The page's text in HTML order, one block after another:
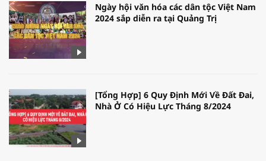
Ngày hội văn hóa các dân tộc Việt Nam
2024 sắp diễn ra tại Quảng Trị
[Tổng Hợp] 6 Quy Định Mới Về Đất Đai,
Nhà Ở Có Hiệu Lực Tháng 8/2024